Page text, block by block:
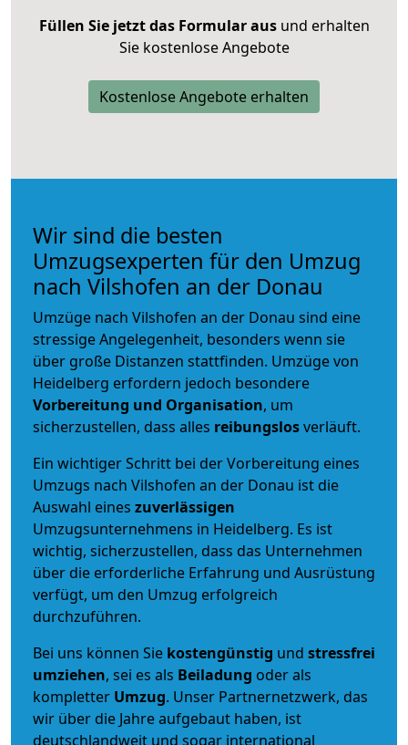
Füllen Sie jetzt das Formular ausund erhalten
Sie kostenlose Angebote
Kostenlose Angebote erhalten
Wir sind die besten
Umzugsexperten für den Umzug
nach Vilshofen an der Donau
Umzüge nach Vilshofen an der Donau sind eine
stressige Angelegenheit, besonders wenn sie
über große Distanzen stattfinden. Umzüge von
Heidelberg erfordern jedoch besondere
Vorbereitung und Organisation, um
sicherzustellen, dass alles reibungslosverläuft.
Ein wichtiger Schritt bei der Vorbereitung eines
Umzugs nach Vilshofen an der Donau ist die
Auswahl eines zuverlässigen
Umzugsunternehmens in Heidelberg. Es ist
wichtig, sicherzustellen, dass das Unternehmen
über die erforderliche Erfahrung und Ausrüstung
verfügt, um den Umzug erfolgreich
durchzuführen.
Bei uns können Sie kostengünstig und stressfrei
umziehen, sei es als Beiladung oder als
kompletter Umzug. Unser Partnernetzwerk, das
wir über die Jahre aufgebaut haben, ist
deutschlandweit und sogar international